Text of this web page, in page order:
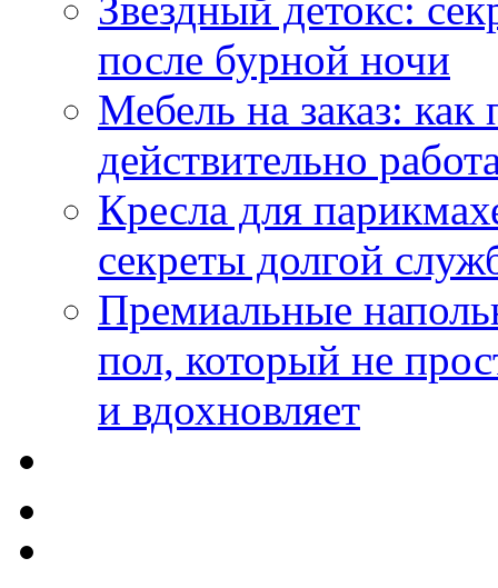
после бурной ночи
Мебель на заказ:
действительно
Кресла для
секреты долгой
Премиальные
пол, который не
и вдохновляет